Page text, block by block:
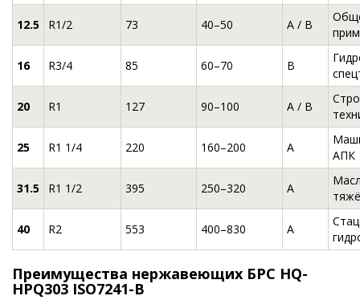
12.5 R1/2 73 40–50 A / B
16 R3/4 85 60–70 B
20 R1 127 90–100 A / B
25 R1 1/4 220 160–200 A
АПК
31.5 R1 1/2 395 250–320 A
40 R2 553 400–830 A
Преимущества нержавеющих БРС HQ-
HPQ303 ISO7241-B